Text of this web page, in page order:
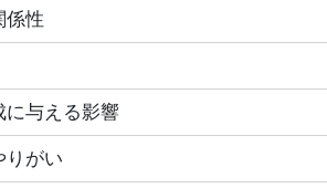
係性
に与える影響
りがい